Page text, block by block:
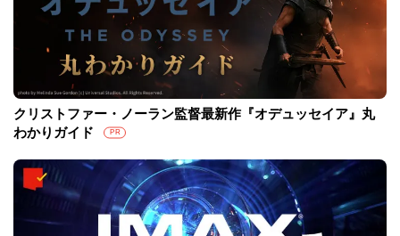
クリストファー・ノーラン監督最新作『オデュッセイア』丸
わかりガイド
PR